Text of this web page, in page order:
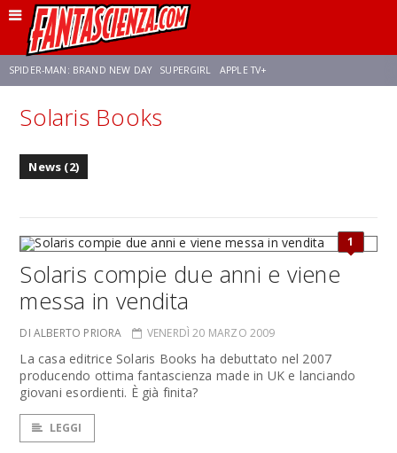
SPIDER-MAN: BRAND NEW DAY SUPERGIRL APPLE TV+
FRANCO RICCIARDIELLO ZENDAYA
Solaris Books
News (2)
1
Solaris compie due anni e viene
messa in vendita
DI ALBERTO PRIORA VENERDÌ 20 MARZO 2009
La casa editrice Solaris Books ha debuttato nel 2007
producendo ottima fantascienza made in UK e lanciando
giovani esordienti. È già finita?
LEGGI